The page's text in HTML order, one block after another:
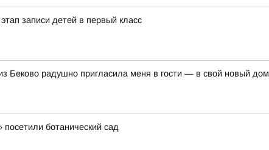
записи детей в первый класс
Беково радушно пригласила меня в гости — в свой новый дом
ботанический сад